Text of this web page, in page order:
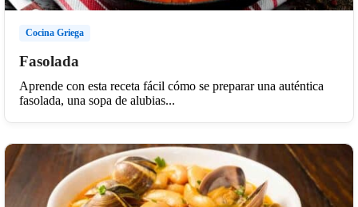
Cocina Griega
Fasolada
Aprende con esta receta fácil cómo se preparar una auténtica
fasolada, una sopa de alubias...